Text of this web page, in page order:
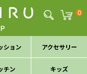
0
ション アクセサリー
チン キッズ